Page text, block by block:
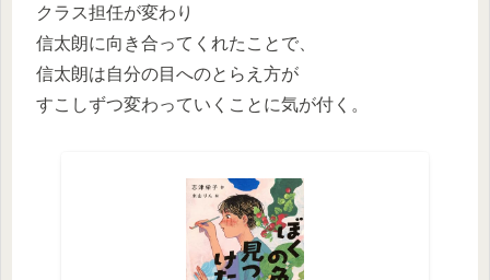
クラス担任が変わり
信太朗に向き合ってくれたことで、
信太朗は自分の目へのとらえ方が
すこしずつ変わっていくことに気が付く。